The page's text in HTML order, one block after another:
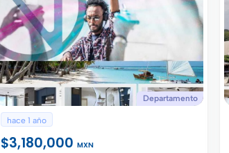
Departamento
hace 1 año
$3,180,000MXN